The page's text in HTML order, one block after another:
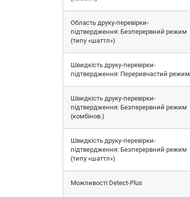
Область друку-перевірки-
підтвердження: Безперервний режим
(типу «шаттл»)
Швидкість друку-перевірки-
підтвердження: Переривчастий режим
Швидкість друку-перевірки-
підтвердження: Безперервний режим
(комбінов.)
Швидкість друку-перевірки-
підтвердження: Безперервний режим
(типу «шаттл»)
Можливості Detect-Plus